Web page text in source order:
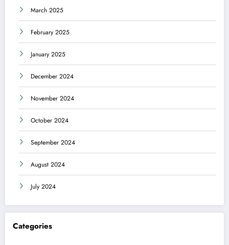
March 2025
February 2025
January 2025
December 2024
November 2024
October 2024
September 2024
August 2024
July 2024
Categories